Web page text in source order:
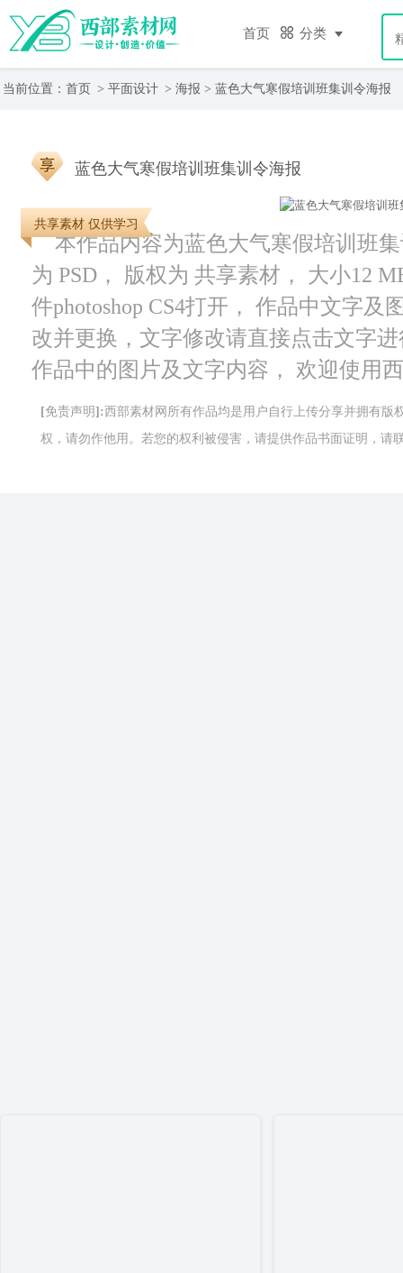
首页 分类
当前位置： 首页 > 平面设计 > 海报 > 蓝色大气寒假培训班集训令海报
蓝色大气寒假培训班集训令海报
共享素材 仅供学习
本作品内容为蓝色大气寒假培训班
为 PSD， 版权为 共享素材， 大小12
件photoshop CS4打开， 作品中文字
改并更换，文字修改请直接点击文字
作品中的图片及文字内容， 欢迎使用
[免责声明]:西部素材网所有作品均是用户自行上传分享并拥有
权，请勿作他用。若您的权利被侵害，请提供作品书面证明，请